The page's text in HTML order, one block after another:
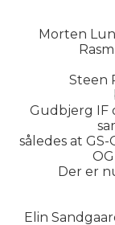
Morten
Steen
Gudbjerg IF
således at
Der er
Elin